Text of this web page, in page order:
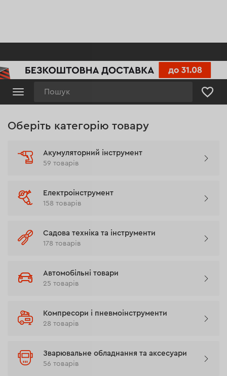
Оберіть
категорію
товару
Оберіть категорію товару
Акумуляторний інструмент
59 товарів
Електроінструмент
158 товарів
Садова техніка та інструменти
178 товарів
Автомобільні товари
25 товарів
Компресори і пневмоінструменти
28 товарів
Зварювальне обладнання та аксесуари
56 товарів